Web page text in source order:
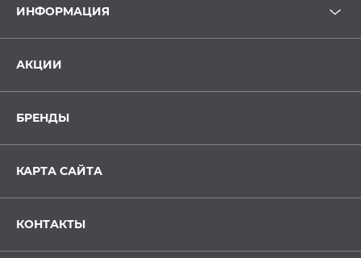
ИНФОРМАЦИЯ
АКЦИИ
БРЕНДЫ
КАРТА САЙТА
КОНТАКТЫ